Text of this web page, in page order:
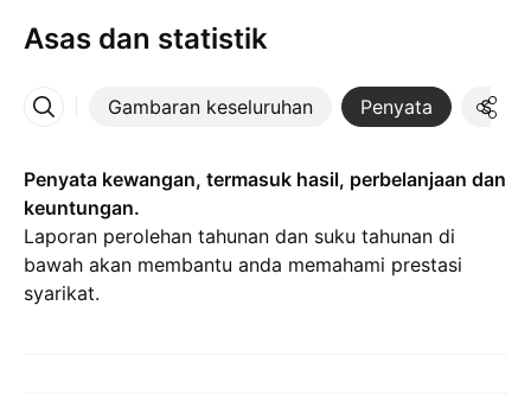
Asas dan statistik
Gambaran keseluruhan Penyata
Lebih
Penyata kewangan, termasuk hasil, perbelanjaan dan
keuntungan.
Laporan perolehan tahunan dan suku tahunan di
bawah akan membantu anda memahami prestasi
syarikat.